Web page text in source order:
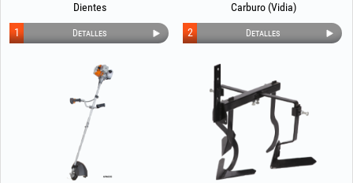
Dientes
Detalles
1
Carburo (Vidia)
Detalles
2